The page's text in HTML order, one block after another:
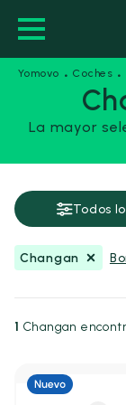
Yomovo · Coches ·
La mayor
Changan
Precio y
Todos
Changan
1 Changan